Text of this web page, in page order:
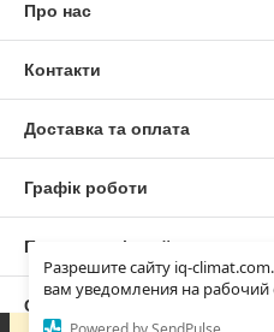
Разрешите сайту iq-
вам уведомления на рабочий
Про нас
Контакти
Доставка та оплата
Графік роботи
Повна версія сайту
Сайт створено на